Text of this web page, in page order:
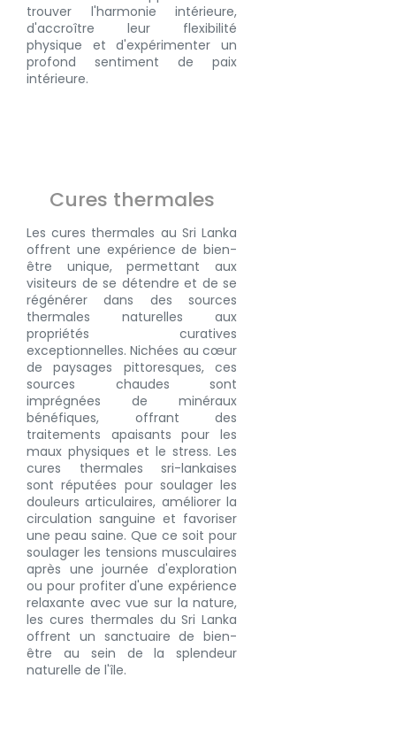
trouver l'harmonie intérieure,
d'accroître leur flexibilité
physique et d'expérimenter un
profond sentiment de paix
intérieure.
Cures thermales
Lescures thermales au Sri Lanka
offrent une expérience de bien-
être unique, permettant aux
visiteurs de se détendre et de se
régénérer dans des sources
thermales naturelles aux
propriétés curatives
exceptionnelles. Nichées au cœur
de paysages pittoresques, ces
sources chaudes sont
imprégnées de minéraux
bénéfiques, offrant des
traitements apaisants pour les
maux physiques et le stress. Les
cures thermales sri-lankaises
sont réputées pour soulager les
douleurs articulaires, améliorer la
circulation sanguine et favoriser
une peau saine. Que ce soit pour
soulager les tensions musculaires
après une journée d'exploration
ou pour profiter d'une expérience
relaxante avec vue sur la nature,
les cures thermales du Sri Lanka
offrent un sanctuaire de bien-
être au sein de la splendeur
naturelle de l'île.